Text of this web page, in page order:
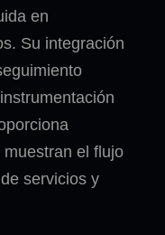
en
Su integración
el flujo
servicios y